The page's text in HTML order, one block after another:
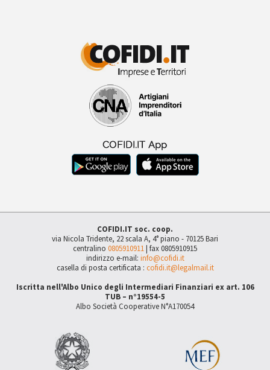
COFIDI.IT soc. coop.
via Nicola Tridente, 22 scala A, 4° piano - 70125 Bari
centralino 0805910911| fax 0805910915
indirizzo e-mail: info@cofidi.it
casella di posta certificata : cofidi.it@legalmail.it
Iscritta nell'Albo Unico degli Intermediari Finanziari ex art. 106
TUB – n°19554-5
Albo Società Cooperative N°A170054